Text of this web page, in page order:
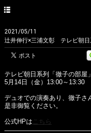
2021/05/11
辻井伸行×三浦文彰 テレビ朝日
テレビ朝日系列「徹子の部屋
5月14日（金）13:00～13:30
デュオでの演奏あり、徹子さ
是非御覧ください。
公式HPは こちら
NEWS
CONCERT
PROFILE
PHOTO GALLERY
CONTACT